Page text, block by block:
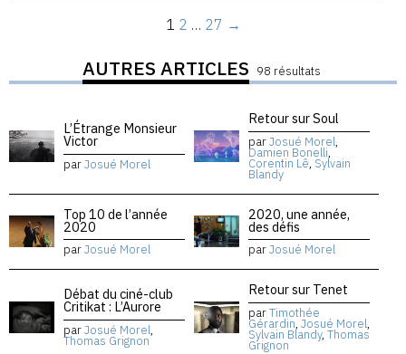
1 2 … 27 →
AUTRES ARTICLES 98 résultats
L’Étrange Monsieur
Victor
parJosué Morel
Retour sur Soul
parJosué Morel,
Damien Bonelli,
Corentin Lê, Sylvain
Blandy
Top 10 de l’année
2020
parJosué Morel
2020, une année,
des défis
parJosué Morel
Débat du ciné-club
Critikat : L’Aurore
parJosué Morel,
Thomas Grignon
Retour sur Tenet
parTimothée
Gérardin, Josué Morel,
Sylvain Blandy, Thomas
Grignon